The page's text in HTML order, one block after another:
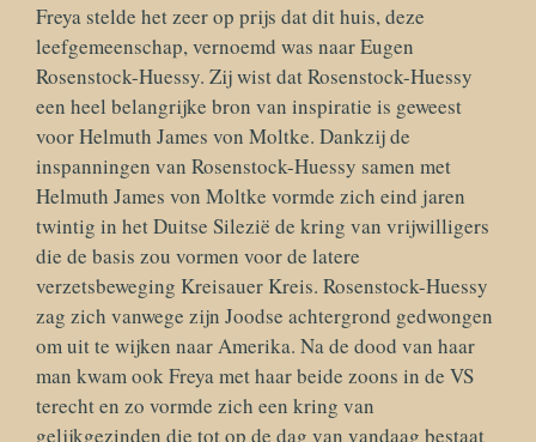
Freya stelde het zeer op prijs dat dit huis, deze
leefgemeenschap, vernoemd was naar Eugen
Rosenstock-Huessy. Zij wist dat Rosenstock-Huessy
een heel belangrijke bron van inspiratie is geweest
voor Helmuth James von Moltke. Dankzij de
inspanningen van Rosenstock-Huessy samen met
Helmuth James von Moltke vormde zich eind jaren
twintig in het Duitse Silezië de kring van vrijwilligers
die de basis zou vormen voor de latere
verzetsbeweging Kreisauer Kreis. Rosenstock-Huessy
zag zich vanwege zijn Joodse achtergrond gedwongen
om uit te wijken naar Amerika. Na de dood van haar
man kwam ook Freya met haar beide zoons in de VS
terecht en zo vormde zich een kring van
gelijkgezinden die tot op de dag van vandaag bestaat